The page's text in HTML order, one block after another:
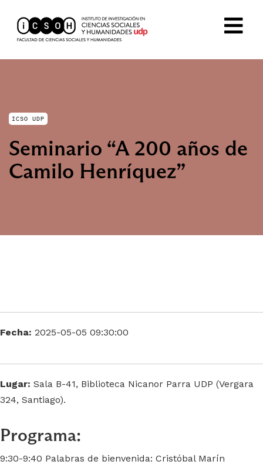
ICSO UDP
Seminario “A 200 años de
Camilo Henríquez”
Fecha: 2025-05-05 09:30:00
Lugar: Sala B-41, Biblioteca Nicanor Parra UDP (Vergara
324, Santiago).
Programa:
9:30-9:40 Palabras de bienvenida: Cristóbal Marín